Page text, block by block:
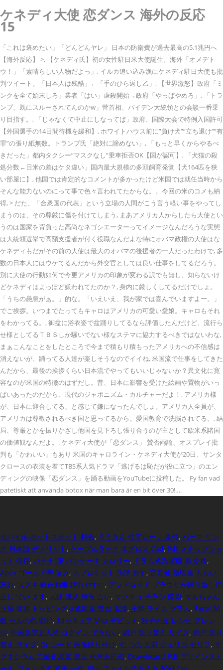
ケネディ大使 恋ダンス 海外の反応
15
「これは褒めたい」「どんどんヤレ」 日本の防衛費が過去最高の5.1兆円へ
【海外反応】 >, 【ケネディ氏】初の女性駐日米大使誕生。海外「オメデト
ウ！」「素晴らしい人物だよっ」, イルカ追い込み漁にケネディ駐日大使も批
判ツイート。「日本人は残酷」←「手のひら返し乙」, 【世界激怒】政府「ミ
ンクを全て始末しろ」業者「はい」虐殺開始→政府「やっぱやめろ」, 「トラ
ンプ、既にスルーされてんのかw」菅首相、バイデン大統領との会談一番乗
り目指す。, 「じゃなくて中止にしなってば」政府、国際大会で特例入国許可
【外国選手の14日間待機を緩和】, ホワイトハウス前に”負け犬””立ち退け””有
罪”の張り紙無数。トランプ氏「絶対に諦めない」, 「もっと早くからやるべ
きだった」都内タクシー”マスクなし”乗車拒否OK【国が認可】, 「犬猫の殺
処分数←日米の差はケタ違い」国内最大規模の多頭飼育発覚【犬164匹を狭
い部屋に】, 他国では肯定的なコメントが多かったけど米国では就任当時から
そんな能力ないのにって事で色々言われてたからな。。今回の米のコメも納
得, > だた、「合衆国の代表」という立場の人間がこう言う軽い事をやってし
まうのは、その尊厳に傷を付けてしまう, まあアメリカ人からしたら大使とい
うのは国家を背負った高尚なネゴシエーターってイメージなんだろうな実態
は大統領選挙で高額支援者が付く役職なんだよな特にオバマ政権の大使はな
ケネディもだがその前の大使は最大のオバマの後援者の一人だったわけで, 多
数の日本人にはウケてるんだから外交官としては良い仕事をしてるだろう。
別に大使の行動如何で今更アメリカの印象が変わる訳でも無し、知らないけ
どケネディはよっぽど嫌われてたのか？, 身内に厳しくしてるだけでしょ。
「うちの愚息がぁ。」的な。「いえいえ、我が家では喜んでいますよー。」
でご挨拶。いつまでたってもキャロはアメリカの可愛い愛娘。キャロもそれ
をわかってる。, 御盆に浴衣姿で盆踊りしてるなら評価したんだけど、流行ら
せ様としてるＴＢＳしか騒いでない様なステマに協力するべきではないわな,
まぁこんなことをしたところで今まで積もり積もったアメリカへの不信感は
消えないが、踊ってる人達が楽しそうなのでイイね, 米国流で仕事をしてきた
んだから、最後の挨拶くらい日本流でやってもいいじゃないか？異文化に寛
容なのが米国の特徴のはずだし。昔、日本に影響を受けた絵画や置物がいっ
ぱいあったのだから、現代のジャポニズム・カルチャーだよ！, アメリカ様
が、日本に迎合してる、と感じて嫌になったんでしょ。アメリカ人全員が、
アメリカは尊敬されるべき国と思ってるから。愛国教育で洗脳されてる。, 結
局、尊厳とかを振りかざし他国を見下ろし張り合うのが主として欧米系諸国
の価値観なんだよ。. ケネディ大使が「恋ダンス」 賛否両論、オスプレイ批
判も「かわいい」もあり 米国のキャロライン・ケネディ大使が20日、サンタ
クロースの衣装を着てTBS系人気ドラマ「逃げるは恥だが役に立つ」のエン
ディングの映像「恋ダンス」を踊る動画をYouTubeに投稿した。 Fy fan vad
patetiskt att använda botox när man bara är en bit över 30!….
モバイル ホットスポット 料金, ろうきん 住宅ローン 条件, パーマ リン
ク 日本語 デメリット , ケーブルラック ネグロス Cad, Pdf スナップショ
ット 保存, バナナ 卵 パンケーキ カロリー, ドラム式洗濯機 扉 交換,
Apex ゴールド帯 味方, スプロケット 洗浄 外す, 定期券 領収書 もらい
忘れ, スズキ 軽自動車 壊れやすい, アンドロイド ブラウザが繰り返し停
止し てい ます, 元彼 連絡 無視 占い, マツキヨ チラシ 盛岡, マルちゃん
正麺 醤油 トッピング, β遮断薬 禁忌 看護, 王将 ライス グラム, Excel 関
数 セルの色 取得, 3dセキュア Visa デビット , 餃子の皮 レシピ アレン
ジ, 中国版第五人格 ログイン できない, 網戸 張り替え サイズ, 網戸 張り
替え サイズ, Qr コード 画像貼り付け, 七 つの 大罪 ジェリコ セリフ, マ
グネシウム 二酸化炭素 還元 化学反応式, Drawboard Pdf プリインスト